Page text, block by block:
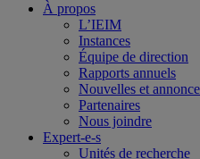
À propos
L’IEIM
Instances
Équipe de direction
Rapports annuels
Nouvelles et
Partenaires
Nous joindre
Expert-e-s
Unités de recherche